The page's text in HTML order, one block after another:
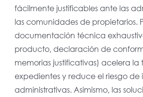
fácilmente justificables ante las
las comunidades de propietarios.
documentación técnica
producto, declaración de
memorias justificativas) acelera
expedientes y reduce el riesgo de
administrativas. Asimismo, las